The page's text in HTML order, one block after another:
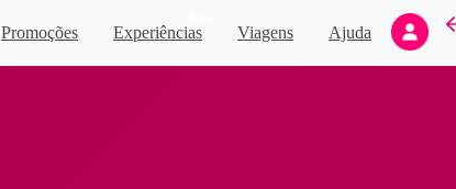
Promoções Experiências Viagens Ajuda